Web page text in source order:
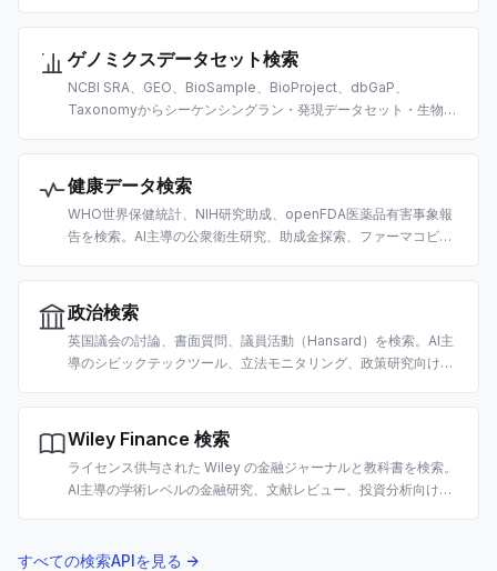
ゲノミクスデータセット検索
NCBI SRA、GEO、BioSample、BioProject、dbGaP、
Taxonomyからシーケンシングラン・発現データセット・生物種
健康データ検索
WHO世界保健統計、NIH研究助成、openFDA医薬品有害事象報
告を検索。AI主導の公衆衛生研究、助成金探索、ファーマコビジ
政治検索
英国議会の討論、書面質問、議員活動（Hansard）を検索。AI主
導のシビックテックツール、立法モニタリング、政策研究向けに
Wiley Finance 検索
ライセンス供与された Wiley の金融ジャーナルと教科書を検索。
AI主導の学術レベルの金融研究、文献レビュー、投資分析向けに
すべての検索APIを見る →